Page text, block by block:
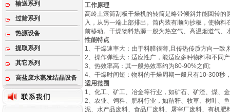
输送系列
过筛系列
热源设备
提取系列
其它系列
高盐废水蒸发结晶设备
工作原理
高岭土滚筒刮板干燥机的转筒是略带倾斜并能回转
入，从另一端上部排出。筒内装有顺向抄板，使物
前移动。干燥物料热源一般为热空气、高温烟道气、
性能特点
1、干燥速率大：由于料膜很薄,且传热传质方向一致
2、操作弹性大：适应性广，能适应多种物料和不同
3、热效率高：其一般热效率约为80-90%之间;
4、干燥时间短：物料的干燥周期一般只有10-300秒
适用范围
1、化工、矿工、冶金等行业，如矿石、矿渣、煤、
2、农业、饲料、肥料行业，如秸秆、牧草、树叶、
泥、水产品废料、食品厂废料、屠宰厂废料、有机肥